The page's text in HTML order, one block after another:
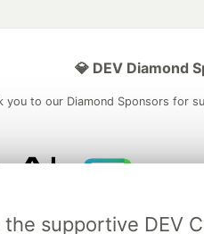
supportive DEV
💎 DEV Diamond
you to our Diamond Sponsors for
DEV
partner of